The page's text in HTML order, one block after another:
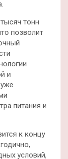
тонн
позволит
и
питания и
к концу
условий,